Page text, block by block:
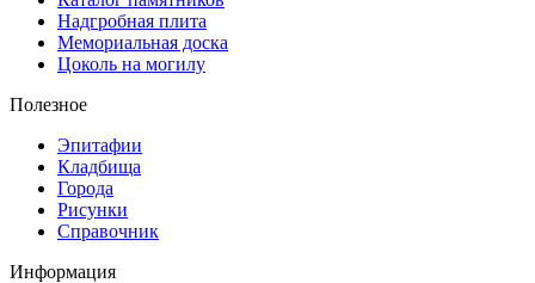
Надгробная плита
Мемориальная доска
Цоколь на могилу
Полезное
Эпитафии
Кладбища
Города
Рисунки
Справочник
Информация